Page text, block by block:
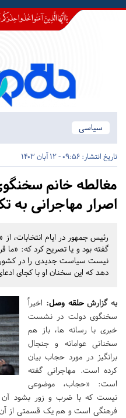
سیاسی
تاریخ انتشار: 09:56 - 12 آبان 1403
مغالطه خانم
اصرار مهاجرانی به
رئیس جمهور در ایام انتخابات،
گفته بود و یا تصریح کرد که: «ما
نیست سیاست جدیدی را در کشور
دهد که این سخنان او با کجای
به گزارشحلقه وصل: اخیراً
سخنگوی دولت در نشست
خبری با رسانه ها، باز هم
سخنانی عوامانه و جنجال
برانگیز در مورد حجاب بیان
کرده است. مهاجرانی گفته
است: «حجاب، موضوعی
نیست که با ضرب و زور بشود
فرهنگی است و هم یک قسمتی از آن